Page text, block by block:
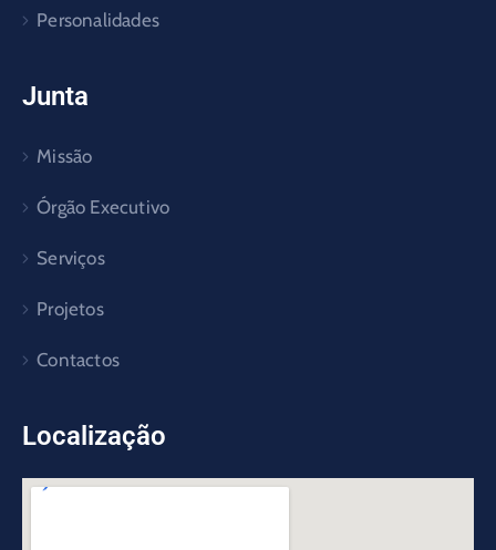
Personalidades
Junta
Missão
Órgão Executivo
Serviços
Projetos
Contactos
Localização